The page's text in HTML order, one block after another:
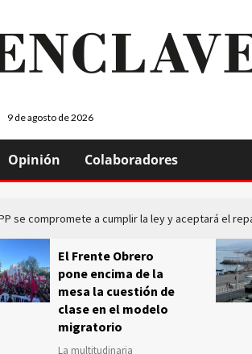
9 de agosto de 2026
Opinión Colaboradores
se compromete a cumplir la ley y aceptará el
El Frente Obrero
pone encima de la
mesa la cuestión de
clase en el modelo
migratorio
La multitudinaria